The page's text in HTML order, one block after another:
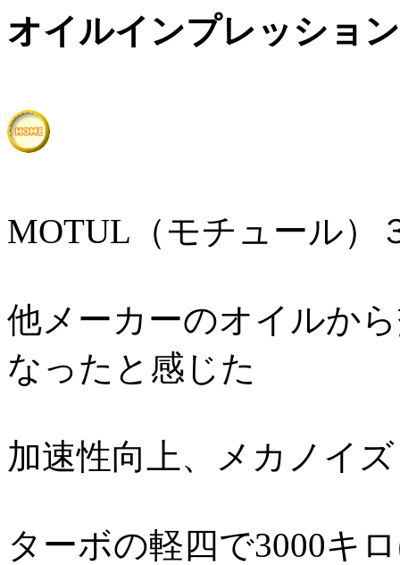
オイルインプレッション
MOTUL（モチュー
他メーカーのオイルか
なったと感じた
加速性向上、メカノイ
ターボの軽四で3000キ